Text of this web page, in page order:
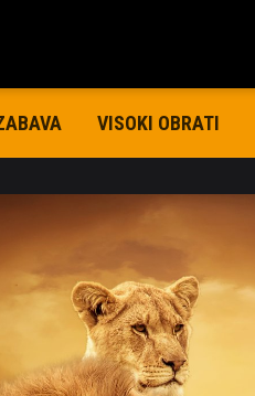
VISOKI OBRATI